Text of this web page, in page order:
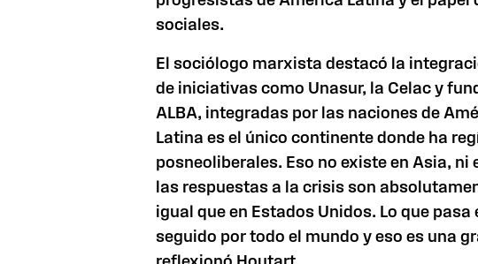
sociales.
El sociólogo marxista destacó la
de iniciativas como Unasur, la Celac y
ALBA, integradas por las naciones de
Latina es el único continente donde ha
posneoliberales. Eso no existe en Asia, ni
las respuestas a la crisis son
igual que en Estados Unidos. Lo que
seguido por todo el mundo y eso es una